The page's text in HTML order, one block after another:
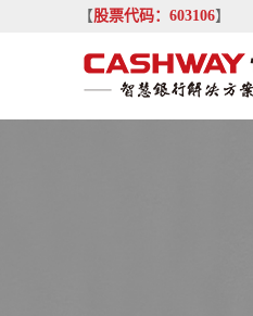
【股票代码：603106】